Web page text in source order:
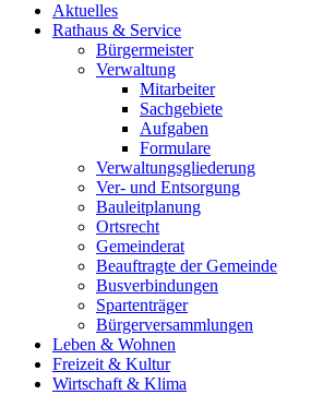
Aktuelles
Rathaus & Service
Bürgermeister
Verwaltung
Mitarbeiter
Sachgebiete
Aufgaben
Formulare
Verwaltungsgliederung
Ver- und Entsorgung
Bauleitplanung
Ortsrecht
Gemeinderat
Beauftragte der Gemeinde
Busverbindungen
Spartenträger
Bürgerversammlungen
Leben & Wohnen
Freizeit & Kultur
Wirtschaft & Klima